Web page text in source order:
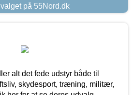
på 55Nord.dk
alt det fede udstyr både til
skydesport, træning, militær,